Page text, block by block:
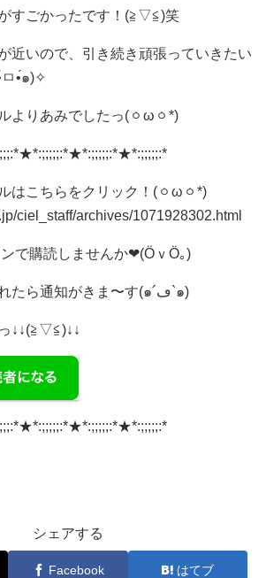
すごかったです！(≧▽≦)笑
近いので、引き続き頑張っていきたい
ㅁ•́๑)✧
よりあみでしたっ(ㆁωㆁ*)
はこちらをクリック！(ㆁωㆁ*)
ciel_staff/archives/1071928302.html
で購読しませんか❤(ӦｖӦ｡)
購読すると更新されたら通知がきま〜す(๑´ڡ`๑)
↓↓(≧▽≦)↓↓
シェアする
Facebook はてブ